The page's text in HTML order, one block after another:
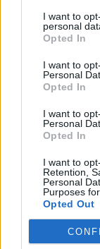
I want to
personal
Opted In
I want to
Personal
Opted In
I want to
Personal
Opted In
I want to
Retention,
Personal
Purposes
Opted Out